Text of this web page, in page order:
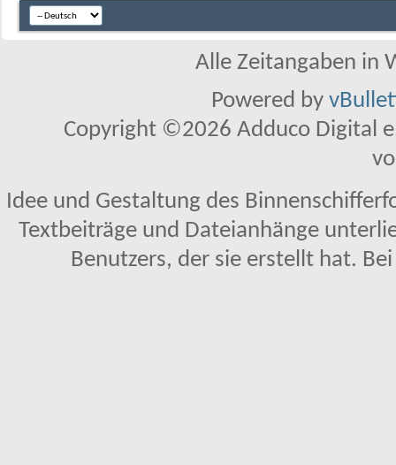
Alle Zeitangaben in
Powered by
Copyright ©2026 Adduco Digital
Idee und Gestaltung des
Textbeiträge und Dateianhänge
Benutzers, der sie erstellt hat.